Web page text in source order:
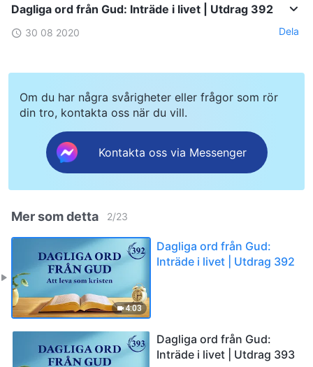
Dagliga ord från Gud: Inträde i livet | Utdrag 392
30 08 2020 Dela
Om du har några svårigheter eller frågor som rör
din tro, kontakta oss när du vill.
Kontakta oss via Messenger
Mer som detta 2/23
4:03
Dagliga ord från Gud:
Inträde i livet | Utdrag 392
Dagliga ord från Gud:
Inträde i livet | Utdrag 393